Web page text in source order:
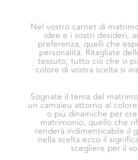
MATRIMONIO
IL LUOGO IDEALE
LOVE NOTES
IL MIO UNIVERSO
Nel vostro carnet di
idee e i vostri desideri,
preferenza, quelli che
personalità. Ritagliate
tessuto, tutto ciò che vi
colore di vostra scelta si
Sognate il tema del
un camaïeu attorno al
o più dinamiche per
matrimonio, quello che
renderà indimenticabile il
nella scelta ecco il
scegliere per il